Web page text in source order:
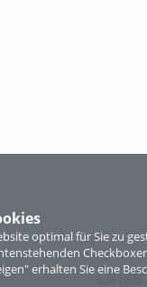
optimal für Sie zu
erhalten Sie eine
Links